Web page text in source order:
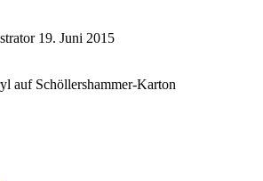
19. Juni 2015
auf Schöllershammer-Karton